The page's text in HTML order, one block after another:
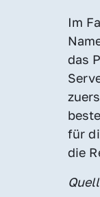
Im
das
für
die